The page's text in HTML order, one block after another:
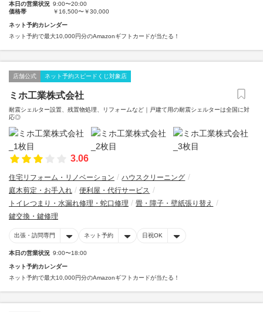
本日の営業状況 9:00〜20:00
価格帯
￥16,500〜￥30,000
ネット予約カレンダー
ネット予約で最大10,000円分のAmazonギフトカードが当たる！
店舗公式 ネット予約スピードくじ対象店
ミホ工業株式会社
耐震シェルター設置、残置物処理、リフォームなど｜戸建て用の耐震シェルターは全国に対
応◎
3.06
住宅リフォーム・リノベーション
ハウスクリーニング
庭木剪定・お手入れ
便利屋・代行サービス
トイレつまり・水漏れ修理・蛇口修理
畳・障子・壁紙張り替え
鍵交換・鍵修理
出張・訪問専門 ネット予約 日祝OK
本日の営業状況 9:00〜18:00
ネット予約カレンダー
ネット予約で最大10,000円分のAmazonギフトカードが当たる！